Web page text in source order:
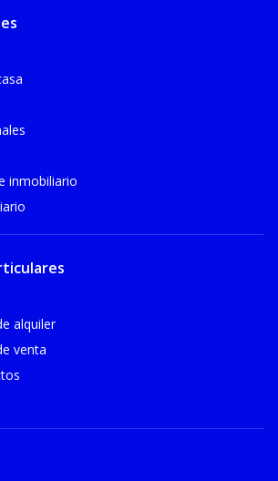
inmobiliario
alquiler
venta